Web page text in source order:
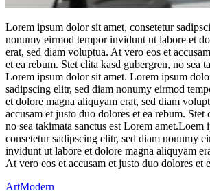
Lorem ipsum dolor sit amet, consetetur
nonumy eirmod tempor invidunt ut labore et
erat, sed diam voluptua. At vero eos et
et ea rebum. Stet clita kasd gubergren, no sea
Lorem ipsum dolor sit amet. Lorem ipsum
sadipscing elitr, sed diam nonumy eirmod
et dolore magna aliquyam erat, sed diam
accusam et justo duo dolores et ea rebum. Stet
no sea takimata sanctus est Lorem amet.Loem
consetetur sadipscing elitr, sed diam nonumy
invidunt ut labore et dolore magna aliquyam
At vero eos et accusam et justo duo dolores et
ArtModern